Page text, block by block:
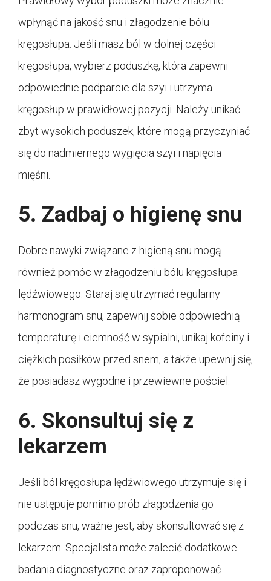
wpłynąć na jakość snu i złagodzenie bólu
kręgosłupa. Jeśli masz ból w dolnej części
kręgosłupa, wybierz poduszkę, która zapewni
odpowiednie podparcie dla szyi i utrzyma
kręgosłup w prawidłowej pozycji. Należy unikać
zbyt wysokich poduszek, które mogą przyczyniać
się do nadmiernego wygięcia szyi i napięcia
mięśni.
5. Zadbaj o higienę snu
Dobre nawyki związane z higieną snu mogą
również pomóc w złagodzeniu bólu kręgosłupa
lędźwiowego. Staraj się utrzymać regularny
harmonogram snu, zapewnij sobie odpowiednią
temperaturę i ciemność w sypialni, unikaj kofeiny i
ciężkich posiłków przed snem, a także upewnij się,
że posiadasz wygodne i przewiewne pościel.
6. Skonsultuj się z
lekarzem
Jeśli ból kręgosłupa lędźwiowego utrzymuje się i
nie ustępuje pomimo prób złagodzenia go
podczas snu, ważne jest, aby skonsultować się z
lekarzem. Specjalista może zalecić dodatkowe
badania diagnostyczne oraz zaproponować